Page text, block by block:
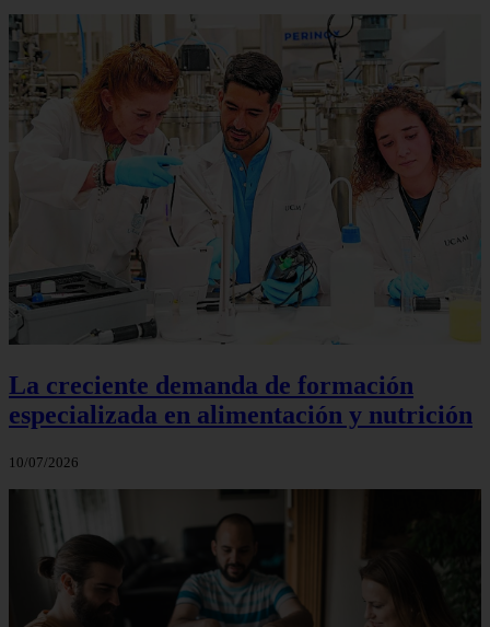
La creciente demanda de formación
especializada en alimentación y nutrición
10/07/2026